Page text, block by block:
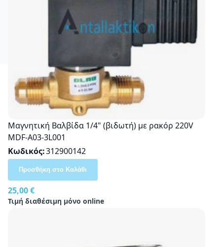
Mαγνητική Βαλβίδα 1/4" (βιδωτή) με ρακόρ 220V
MDF-A03-3L001
Κωδικός 312900142
25,00 €
Τιμή διαθέσιμη μόνο online
Προσθήκη στο Καλάθι